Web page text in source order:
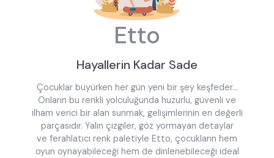
Etto
Hayallerin Kadar Sade
Çocuklar büyürken her gün yeni bir şey keşfeder…
Onların bu renkli yolculuğunda huzurlu, güvenli ve
ilham verici bir alan sunmak, gelişimlerinin en değerli
parçasıdır. Yalın çizgiler, göz yormayan detaylar
ve ferahlatıcı renk paletiyle Etto, çocukların hem
oyun oynayabileceği hem de dinlenebileceği ideal